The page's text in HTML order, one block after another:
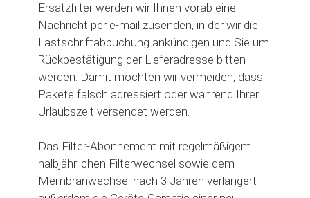
Ersatzfilter werden wir Ihnen vorab eine
Nachricht per e-mail zusenden, in der wir die
Lastschriftabbuchung ankündigen und Sie um
Rückbestätigung der Lieferadresse bitten
werden. Damit möchten wir vermeiden, dass
Pakete falsch adressiert oder während Ihrer
Urlaubszeit versendet werden.
Das Filter-Abonnement mit regelmäßigem
halbjährlichen Filterwechsel sowie dem
Membranwechsel nach 3 Jahren verlängert